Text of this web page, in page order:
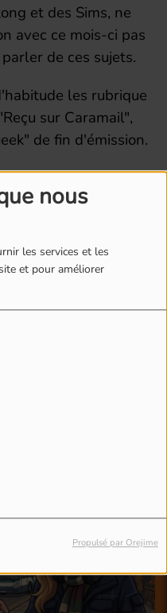
nous
les services et les
et pour améliorer
Propulsé par Orejime
et des Sims, ne
avec ce mois-ci pas
de ces sujets.
les rubrique
sur Caramail",
de fin d'émission.